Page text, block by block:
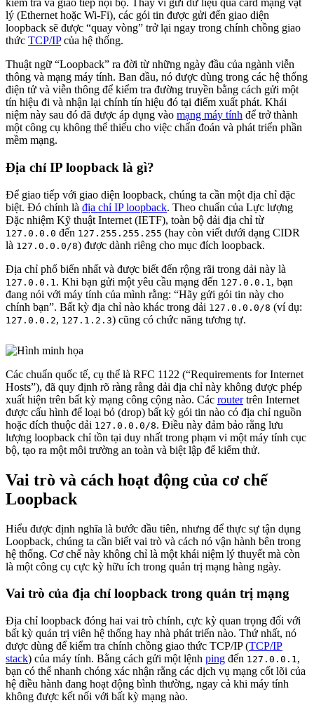
kiểm tra và giao tiếp nội bộ. Thay vì gửi dữ liệu qua card mạng vật
lý (Ethernet hoặc Wi-Fi), các gói tin được gửi đến giao diện
loopback sẽ được “quay vòng” trở lại ngay trong chính chồng giao
thức TCP/IPcủa hệ thống.
Thuật ngữ “Loopback” ra đời từ những ngày đầu của ngành viễn
thông và mạng máy tính. Ban đầu, nó được dùng trong các hệ thống
điện tử và viễn thông để kiểm tra đường truyền bằng cách gửi một
tín hiệu đi và nhận lại chính tín hiệu đó tại điểm xuất phát. Khái
niệm này sau đó đã được áp dụng vào mạng máy tính để trở thành
một công cụ không thể thiếu cho việc chẩn đoán và phát triển phần
mềm mạng.
Địa chỉ IP loopback là gì?
Để giao tiếp với giao diện loopback, chúng ta cần một địa chỉ đặc
biệt. Đó chính là địa chỉ IP loopback. Theo chuẩn của Lực lượng
Đặc nhiệm Kỹ thuật Internet (IETF), toàn bộ dải địa chỉ từ
127.0.0.0 đến 127.255.255.255 (hay còn viết dưới dạng CIDR
là 127.0.0.0/8) được dành riêng cho mục đích loopback.
Địa chỉ phổ biến nhất và được biết đến rộng rãi trong dải này là
127.0.0.1 . Khi bạn gửi một yêu cầu mạng đến 127.0.0.1 , bạn
đang nói với máy tính của mình rằng: “Hãy gửi gói tin này cho
chính bạn”. Bất kỳ địa chỉ nào khác trong dải 127.0.0.0/8 (ví dụ:
127.0.0.2, 127.1.2.3) cũng có chức năng tương tự.
Các chuẩn quốc tế, cụ thể là RFC 1122 (“Requirements for Internet
Hosts”), đã quy định rõ ràng rằng dải địa chỉ này không được phép
xuất hiện trên bất kỳ mạng công cộng nào. Các routertrên Internet
được cấu hình để loại bỏ (drop) bất kỳ gói tin nào có địa chỉ nguồn
hoặc đích thuộc dải 127.0.0.0/8. Điều này đảm bảo rằng lưu
lượng loopback chỉ tồn tại duy nhất trong phạm vi một máy tính cục
bộ, tạo ra một môi trường an toàn và biệt lập để kiểm thử.
Vai trò và cách hoạt động của cơ chế
Loopback
Hiểu được định nghĩa là bước đầu tiên, nhưng để thực sự tận dụng
Loopback, chúng ta cần biết vai trò và cách nó vận hành bên trong
hệ thống. Cơ chế này không chỉ là một khái niệm lý thuyết mà còn
là một công cụ cực kỳ hữu ích trong quản trị mạng hàng ngày.
Vai trò của địa chỉ loopback trong quản trị mạng
Địa chỉ loopback đóng hai vai trò chính, cực kỳ quan trọng đối với
bất kỳ quản trị viên hệ thống hay nhà phát triển nào. Thứ nhất, nó
được dùng để kiểm tra chính chồng giao thức TCP/IP (TCP/IP
stack) của máy tính. Bằng cách gửi một lệnh ping đến 127.0.0.1,
bạn có thể nhanh chóng xác nhận rằng các dịch vụ mạng cốt lõi của
hệ điều hành đang hoạt động bình thường, ngay cả khi máy tính
không được kết nối với bất kỳ mạng nào.